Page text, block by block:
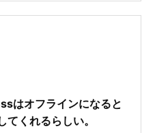
はオフラインになると
てくれるらしい。